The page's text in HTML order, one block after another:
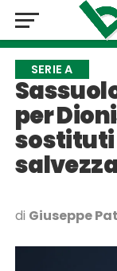
SERIE A
per
sostituti
di Giuseppe